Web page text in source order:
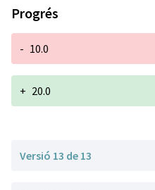
Progrés
- 10.0
+ 20.0
Versió 13 de 13